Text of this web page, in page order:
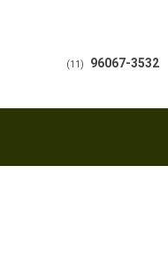
(11) 96067-3532